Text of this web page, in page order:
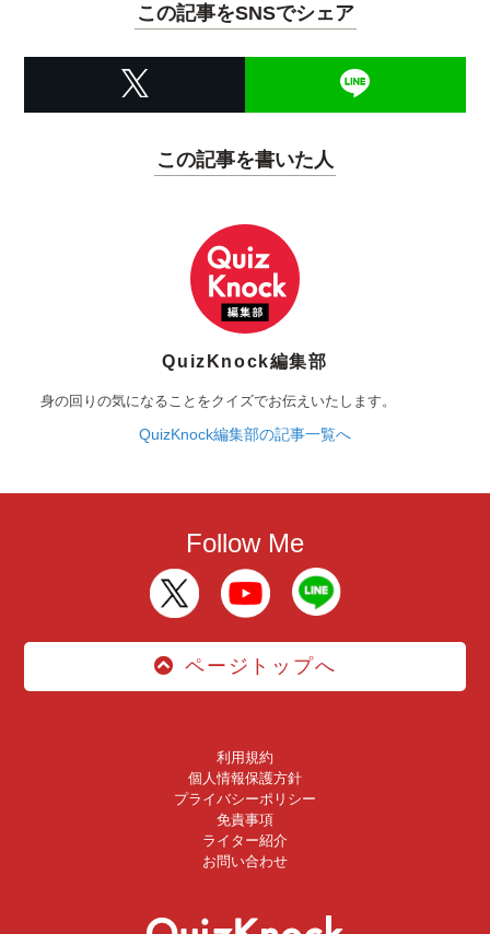
この記事をSNSでシェア
この記事を書いた人
QuizKnock編集部
身の回りの気になることをクイズでお伝えいたします。
QuizKnock編集部の記事一覧へ
Follow Me
ページトップへ
利用規約
個人情報保護方針
プライバシーポリシー
免責事項
ライター紹介
お問い合わせ